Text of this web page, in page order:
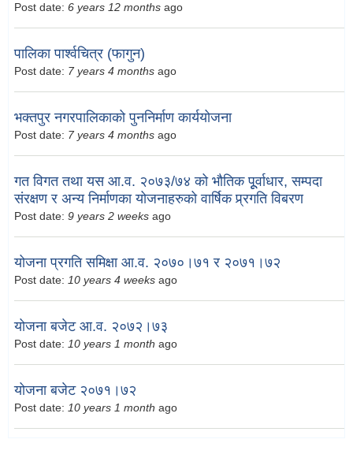
Post date: 6 years 12 months ago
पालिका पार्श्वचित्र (फागुन)
Post date: 7 years 4 months ago
भक्तपुर नगरपालिकाको पुननिर्माण कार्ययोजना
Post date: 7 years 4 months ago
गत विगत तथा यस आ.व. २०७३/७४ को भौतिक पूूर्वाधार, सम्पदा
संरक्षण र अन्य निर्माणका योजनाहरुको वार्षिक प्र्रगति विबरण
Post date: 9 years 2 weeks ago
योजना प्रगति समिक्षा आ.व. २०७०।७१ र २०७१।७२
Post date: 10 years 4 weeks ago
योजना बजेट आ.व. २०७२।७३
Post date: 10 years 1 month ago
योजना बजेट २०७१।७२
Post date: 10 years 1 month ago